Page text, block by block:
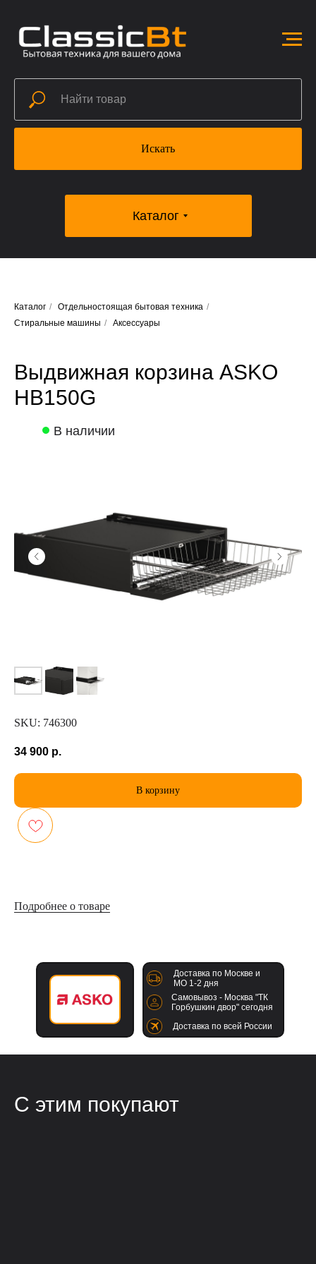
Искать
Каталог
Каталог / Отдельностоящая бытовая техника /
Стиральные машины / Аксессуары
Выдвижная корзина ASKO
HB150G
SKU: 746300
34 900 р.
В корзину
Подробнее о товаре
В наличии
Доставка по всей России
Самовывоз - Москва "ТК
Горбушкин двор" сегодня
Доставка по Москве и
МО 1-2 дня
С этим покупают